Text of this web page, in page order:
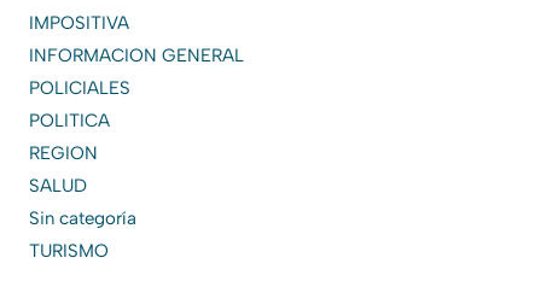
IMPOSITIVA
INFORMACION GENERAL
POLICIALES
POLITICA
REGION
SALUD
Sin categoría
TURISMO